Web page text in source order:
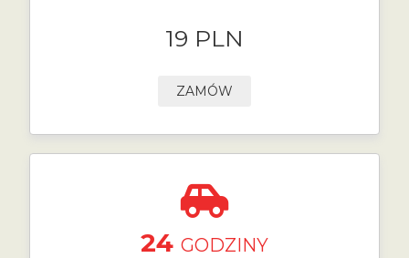
19 PLN
ZAMÓW
24 GODZINY